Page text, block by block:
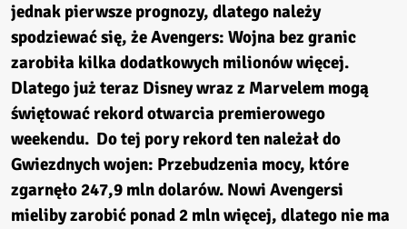
jednak pierwsze prognozy, dlatego należy
spodziewać się, że Avengers: Wojna bez granic
zarobiła kilka dodatkowych milionów więcej.
Dlatego już teraz Disney wraz z Marvelem mogą
świętować rekord otwarcia premierowego
weekendu. Do tej pory rekord ten należał do
Gwiezdnych wojen: Przebudzenia mocy, które
zgarnęło 247,9 mln dolarów. Nowi Avengersi
mieliby zarobić ponad 2 mln więcej, dlatego nie ma